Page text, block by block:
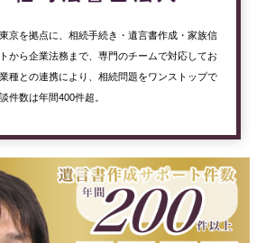
京を拠点に、相続手続き・遺言書作成・家族信
から企業法務まで、専門のチームで対応してお
種との連携により、相続問題をワンストップで
件数は年間400件超。